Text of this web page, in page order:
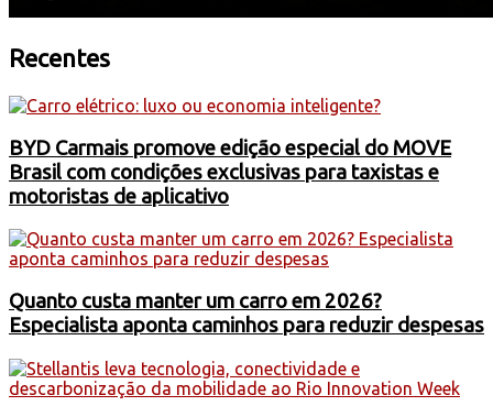
Recentes
BYD Carmais promove edição especial do MOVE
Brasil com condições exclusivas para taxistas e
motoristas de aplicativo
Quanto custa manter um carro em 2026?
Especialista aponta caminhos para reduzir despesas